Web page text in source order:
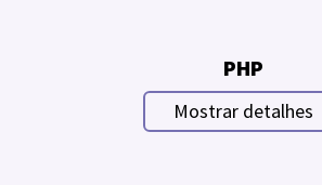
PHP
Mostrar detalhes